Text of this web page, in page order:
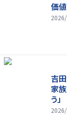
価
吉
家
う」